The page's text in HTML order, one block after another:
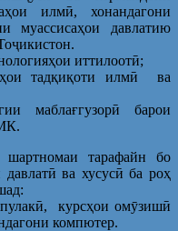
илмӣ, хонандагони
муассисаҳои давлатию
иттилоотӣ;
тадқиқоти илмӣ ва
маблағгузорӣ барои
тарафайн бо
ва хусусӣ ба роҳ
курсҳои омӯзишӣ
компютер.